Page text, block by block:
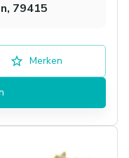
79415
Merken